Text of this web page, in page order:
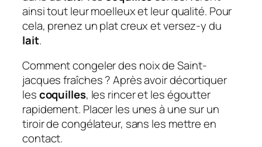
ainsi tout leur moelleux et leur qualité. Pour
cela, prenez un plat creux et versez-y du
lait.
Comment congeler des noix de Saint-
jacques fraîches ? Après avoir décortiquer
lescoquilles, les rincer et les égoutter
rapidement. Placer les unes à une sur un
tiroir de congélateur, sans les mettre en
contact.